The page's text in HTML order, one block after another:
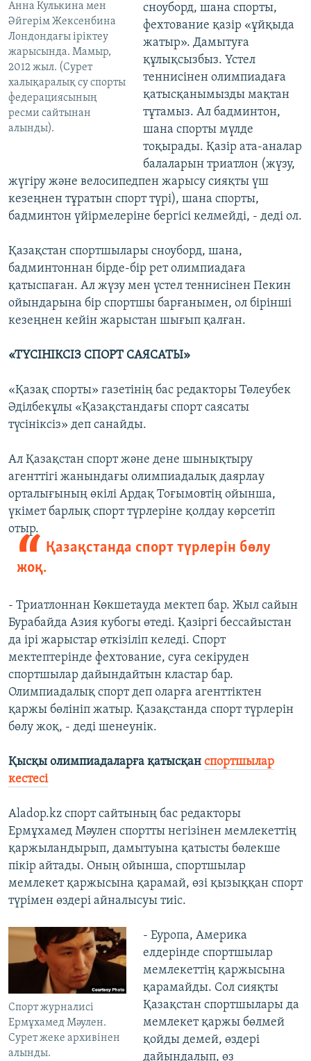
Анна Кулькина мен
Әйгерім Жексенбина
Лондондағы іріктеу
жарысында. Мамыр,
2012 жыл. (Сурет
халықаралық су спорты
федерациясының
ресми сайтынан
алынды).
сноуборд, шана спорты,
фехтование қазір «ұйқыда
жатыр». Дамытуға
құлықсызбыз. Үстел
теннисінен олимпиадаға
қатысқанымызды мақтан
тұтамыз. Ал бадминтон,
шана спорты мүлде
тоқырады. Қазір ата-аналар
балаларын триатлон (жүзу,
жүгіру және велосипедпен жарысу сияқты үш
кезеңнен тұратын спорт түрі), шана спорты,
бадминтон үйірмелеріне бергісі келмейді, - деді ол.
Қазақстан спортшылары сноуборд, шана,
бадминтоннан бірде-бір рет олимпиадаға
қатыспаған. Ал жүзу мен үстел теннисінен Пекин
ойындарына бір спортшы барғанымен, ол бірінші
кезеңнен кейін жарыстан шығып қалған.
«ТҮСІНІКСІЗ СПОРТ САЯСАТЫ»
«Қазақ спорты» газетінің бас редакторы Төлеубек
Әділбекұлы «Қазақстандағы спорт саясаты
түсініксіз» деп санайды.
Ал Қазақстан спорт және дене шынықтыру
агенттігі жанындағы олимпиадалық даярлау
орталығының өкілі Ардақ Тоғымовтің ойынша,
үкімет барлық спорт түрлеріне қолдау көрсетіп
отыр.
Қазақстанда спорт түрлерін бөлу
жоқ.
- Триатлоннан Көкшетауда мектеп бар. Жыл сайын
Бурабайда Азия кубогы өтеді. Қазіргі бессайыстан
да ірі жарыстар өткізіліп келеді. Спорт
мектептерінде фехтование, суға секіруден
спортшылар дайындайтын кластар бар.
Олимпиадалық спорт деп оларға агенттіктен
қаржы бөлініп жатыр. Қазақстанда спорт түрлерін
бөлу жоқ, - деді шенеунік.
Қысқы олимпиадаларға қатысқан спортшылар
кестесі
Aladop.kz спорт сайтының бас редакторы
Ермұхамед Мәулен спортты негізінен мемлекеттің
қаржыландырып, дамытуына қатысты бөлекше
пікір айтады. Оның ойынша, спортшылар
мемлекет қаржысына қарамай, өзі қызыққан спорт
түрімен өздері айналысуы тиіс.
Спорт журналисі
Ермұхамед Мәулен.
Сурет жеке архивінен
алынды.
- Еуропа, Америка
елдерінде спортшылар
мемлекеттің қаржысына
қарамайды. Сол сияқты
Қазақстан спортшылары да
мемлекет қаржы бөлмей
қойды демей, өздері
дайындалып, өз